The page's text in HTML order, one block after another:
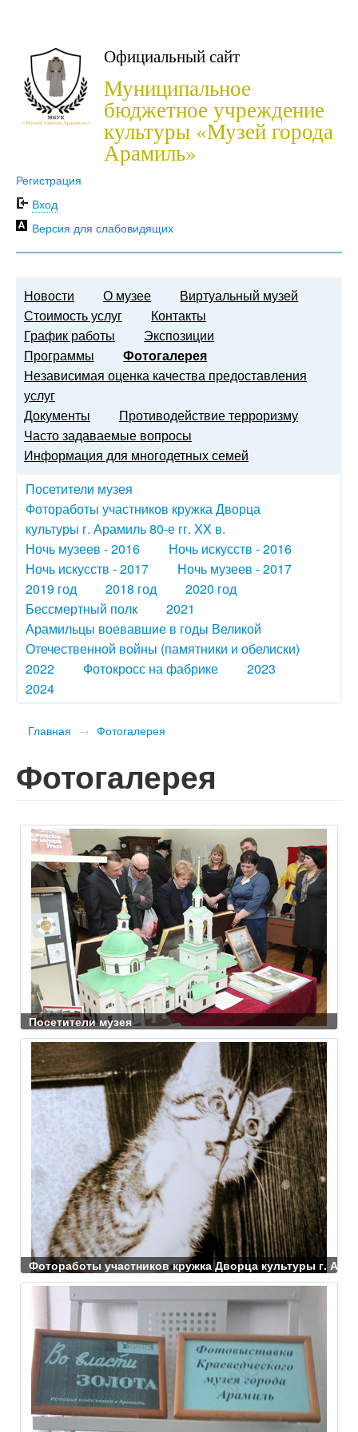
Официальный сайт
Муниципальное
бюджетное учреждение
культуры «Музей города
Арамиль»
Регистрация
Вход
Версия для слабовидящих
Новости О музее
Виртуальный музей
Стоимость услуг
Контакты
График работы
Экспозиции
Программы
Фотогалерея
Независимая оценка качества предоставления
услуг
Документы
Противодействие терроризму
Часто задаваемые вопросы
Информация для многодетных семей
Посетители музея
Фотоработы участников кружка Дворца
культуры г. Арамиль 80-е гг. XX в.
Ночь музеев - 2016
Ночь искусств - 2016
Ночь искусств - 2017
Ночь музеев - 2017
2019 год
2018 год
2020 год
Бессмертный полк
2021
Арамильцы воевавшие в годы Великой
Отечественной войны (памятники и обелиски)
2022
Фотокросс на фабрике
2023
2024
Главная → Фотогалерея
Фотогалерея
Посетители музея
Фотоработы участников кружка Дворца культуры г.